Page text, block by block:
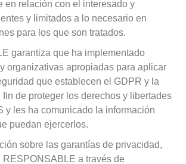
en relación con el interesado y
y limitados a lo necesario en
para los que son tratados.
garantiza que ha implementado
organizativas apropiadas para aplicar
que establecen el GDPR y la
fin de proteger los derechos y libertades
y les ha comunicado la información
puedan ejercerlos.
sobre las garantías de privacidad,
a través de